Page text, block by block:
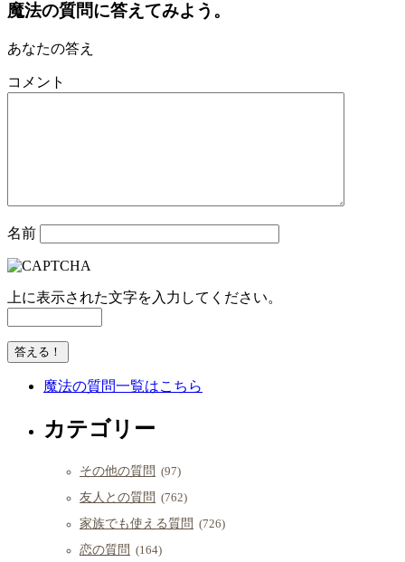
魔法の質問に答えてみよう。
あなたの答え
コメント
名前
上に表示された文字を入力してください。
魔法の質問一覧はこちら
カテゴリー
その他の質問 (97)
友人との質問 (762)
家族でも使える質問 (726)
恋の質問 (164)